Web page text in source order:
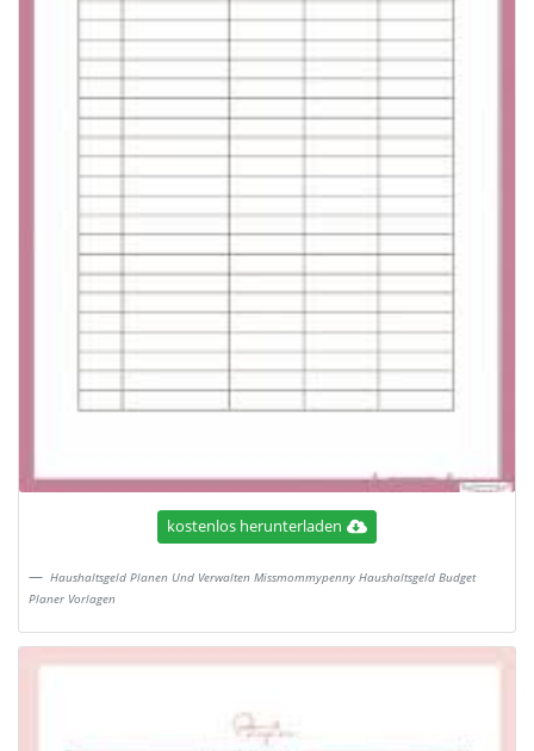
kostenlos herunterladen
Haushaltsgeld Planen Und Verwalten Missmommypenny Haushaltsgeld Budget
Planer Vorlagen